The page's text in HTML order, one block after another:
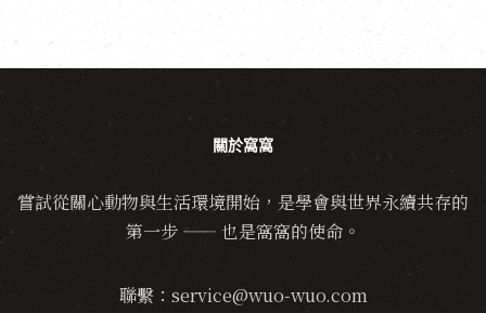
關於窩窩
嘗試從關心動物與生活環境開始，是學會與世界永續共存的
第一步 —— 也是窩窩的使命。
聯繫：service@wuo-wuo.com